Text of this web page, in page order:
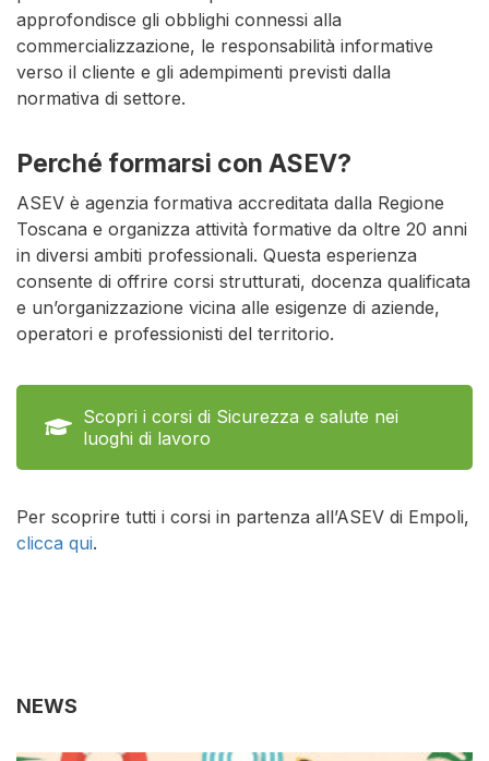
approfondisce gli obblighi connessi alla
commercializzazione, le responsabilità informative
verso il cliente e gli adempimenti previsti dalla
normativa di settore.
Perché formarsi con ASEV?
ASEV è agenzia formativa accreditata dalla Regione
Toscana e organizza attività formative da oltre 20 anni
in diversi ambiti professionali. Questa esperienza
consente di offrire corsi strutturati, docenza qualificata
e un’organizzazione vicina alle esigenze di aziende,
operatori e professionisti del territorio.
Scopri i corsi di Sicurezza e salute nei
luoghi di lavoro
Per scoprire tutti i corsi in partenza all’ASEV di Empoli,
clicca qui.
NEWS